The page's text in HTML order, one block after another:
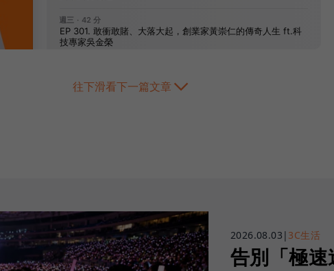
往下滑看下一篇文章
2026.08.03 | 3C生活
告別「極